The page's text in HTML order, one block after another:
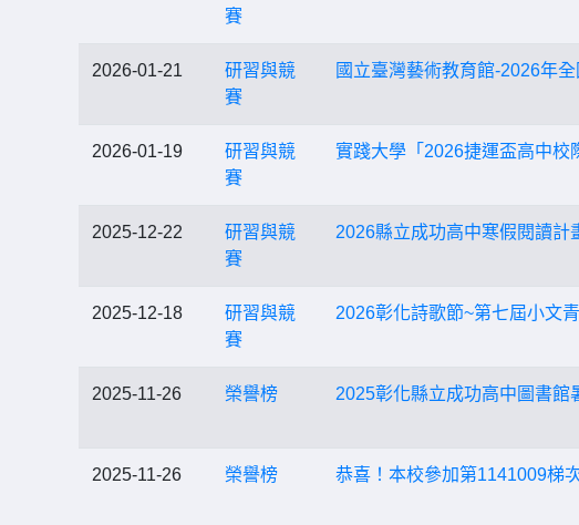
賽
2026-01-21
研習與競
賽
國立臺灣藝術教育館-2026年
2026-01-19
研習與競
賽
實踐大學「2026捷運盃高中校
2025-12-22
研習與競
賽
2026縣立成功高中寒假閱讀計
2025-12-18
研習與競
賽
2026彰化詩歌節~第七屆小文
2025-11-26 榮譽榜 2025彰化縣立成功高中圖書館
2025-11-26 榮譽榜 恭喜！本校參加第1141009梯